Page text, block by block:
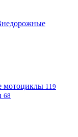
мотоциклы 119
68